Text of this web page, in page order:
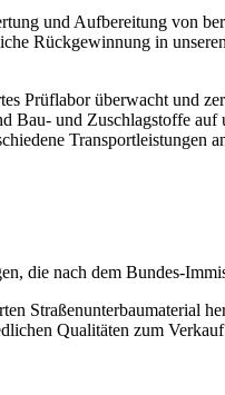
und Aufbereitung von
Rückgewinnung in unseren
Prüflabor überwacht und
Bau- und Zuschlagstoffe auf
Transportleistungen
die nach dem Bundes-
Straßenunterbaumaterial
Qualitäten zum